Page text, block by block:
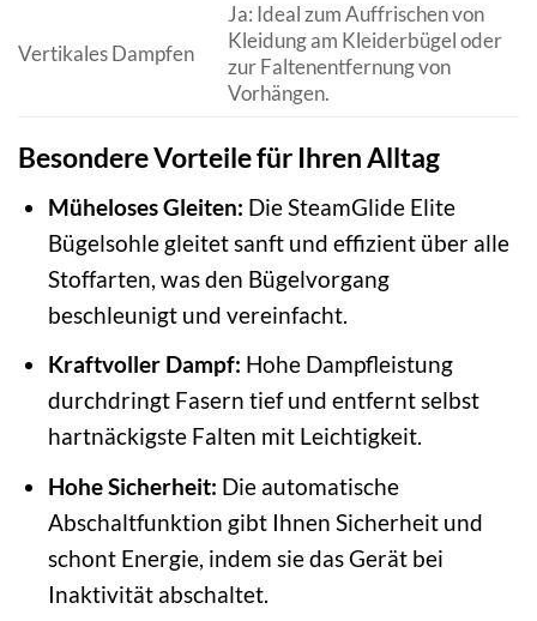
Vertikales Dampfen
Ja: Ideal zum Auffrischen von
Kleidung am Kleiderbügel oder
zur Faltenentfernung von
Vorhängen.
Besondere Vorteile für Ihren Alltag
Müheloses Gleiten: Die SteamGlide Elite
Bügelsohle gleitet sanft und effizient über alle
Stoffarten, was den Bügelvorgang
beschleunigt und vereinfacht.
Kraftvoller Dampf: Hohe Dampfleistung
durchdringt Fasern tief und entfernt selbst
hartnäckigste Falten mit Leichtigkeit.
Hohe Sicherheit: Die automatische
Abschaltfunktion gibt Ihnen Sicherheit und
schont Energie, indem sie das Gerät bei
Inaktivität abschaltet.